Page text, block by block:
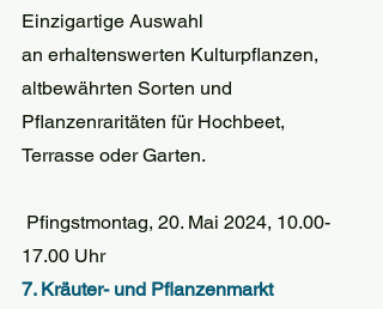
Einzigartige Auswahl
an erhaltenswerten Kulturpflanzen,
altbewährten Sorten und
Pflanzenraritäten für Hochbeet,
Terrasse oder Garten.
17.00 Uhr
7. Kräuter- und Pflanzenmarkt